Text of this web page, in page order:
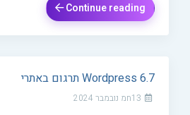
Continue reading
Wordpress 6.7 תרגום באתרי